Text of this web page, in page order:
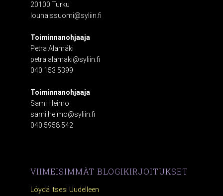
20100 Turku
lounaissuomi@syliin.fi
Toiminnanohjaaja
Petra Alamäki
petra.alamaki@syliin.fi
040 153 5399
Toiminnanohjaaja
Sami Heimo
sami.heimo@syliin.fi
040 5958 542
VIIMEISIMMÄT BLOGIKIRJOITUKSET
Löydä Itsesi Uudelleen